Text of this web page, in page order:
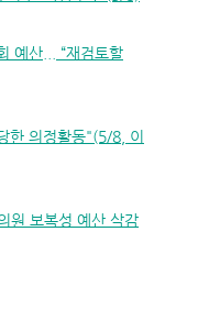
예산... “재검토할
한 의정활동"(5/8, 이
원 보복성 예산 삭감